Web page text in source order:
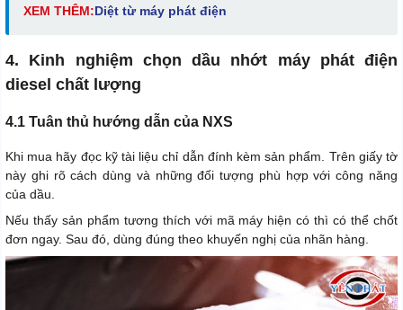
XEM THÊM:Diệt từ máy phát điện
4. Kinh nghiệm chọn dầu nhớt máy phát điện
diesel chất lượng
4.1 Tuân thủ hướng dẫn của NXS
Khi mua hãy đọc kỹ tài liệu chỉ dẫn đính kèm sản phẩm. Trên giấy tờ
này ghi rõ cách dùng và những đối tượng phù hợp với công năng
của dầu.
Nếu thấy sản phẩm tương thích với mã máy hiện có thì có thể chốt
đơn ngay. Sau đó, dùng đúng theo khuyến nghị của nhãn hàng.